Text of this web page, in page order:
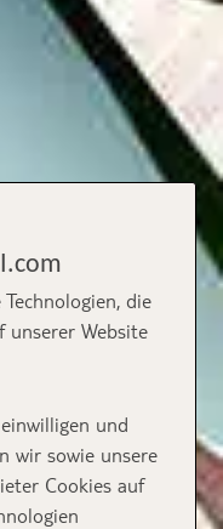
die
unserer Website
und
wir sowie unsere
Cookies auf